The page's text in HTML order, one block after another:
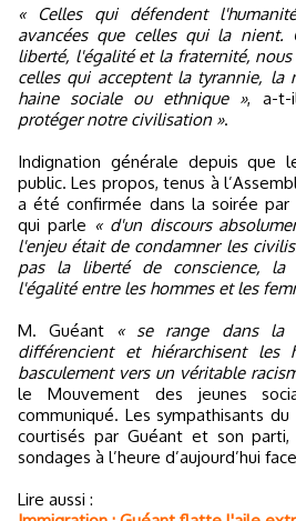
« Celles qui défendent
avancées que celles qui la nient.
liberté, l'égalité et la fraternité, nous
celles qui acceptent la tyrannie, la
haine sociale ou ethnique », a-t-
protéger notre civilisation ».
Indignation générale depuis que
public. Les propos, tenus à
a été confirmée dans la soirée par
qui parle « d'un discours
l'enjeu était de condamner les
pas la liberté de conscience, la
l'égalité entre les hommes et les
M. Guéant « se range dans la
différencient et hiérarchisent les
basculement vers un véritable
le Mouvement des jeunes
communiqué. Les sympathisants
courtisés par Guéant et son
sondages à l’heure d’aujourd’hui
Lire aussi :